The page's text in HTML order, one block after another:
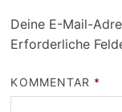
Deine E-Mail-
Erforderliche
KOMMENTAR *